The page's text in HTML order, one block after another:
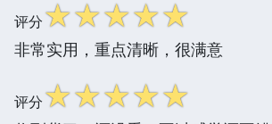
评分☆☆☆☆☆
非常实用，重点清晰，很满意
评分☆☆☆☆☆